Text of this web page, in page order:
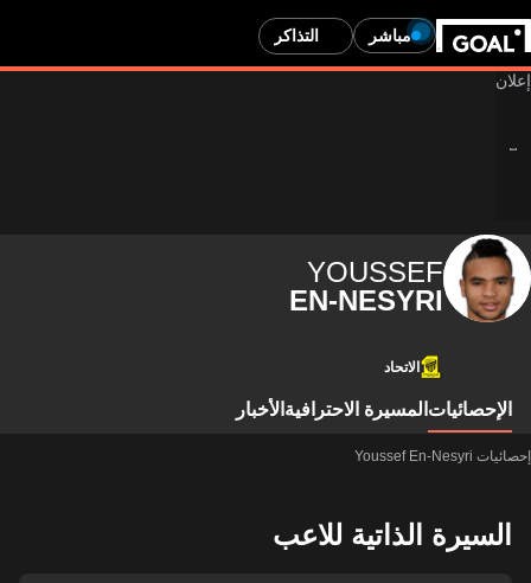
مباشر التذاكر
YOUSSEF
EN-NESYRI
الاتحاد
الإحصائيات المسيرة الاحترافية الأخبار
إحصائيات Youssef En-Nesyri
السيرة الذاتية للاعب